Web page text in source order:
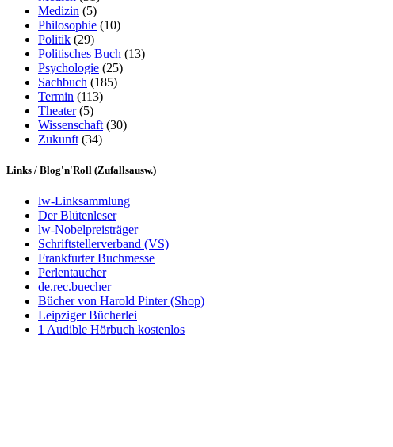
Medizin (5)
Philosophie (10)
Politik (29)
Politisches Buch (13)
Psychologie (25)
Sachbuch (185)
Termin (113)
Theater(5)
Wissenschaft (30)
Zukunft (34)
Links / Blog'n'Roll (Zufallsausw.)
lw-Linksammlung
Der Blütenleser
lw-Nobelpreisträger
Schriftstellerverband (VS)
Frankfurter Buchmesse
Perlentaucher
de.rec.buecher
Bücher von Harold Pinter (Shop)
Leipziger Bücherlei
1 Audible Hörbuch kostenlos